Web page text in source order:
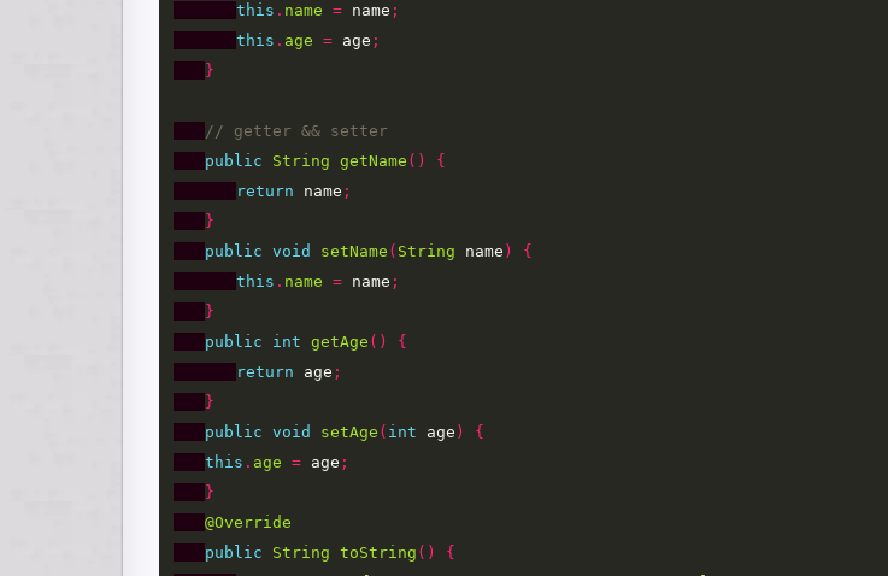
this . name = name ;
this . age = age ;
}
// getter && setter
public
String getName ()
{
return
name ;
}
public void setName ( String name )
{
this . name = name ;
}
public
int getAge ()
{
return
age ;
}
public void setAge ( int age )
{
this . age = age ;
}
@Override
public
String toString ()
{